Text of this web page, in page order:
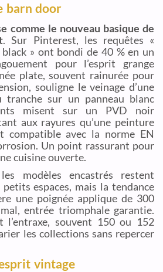
barn door
comme le nouveau basique de
. Sur Pinterest, les requêtes «
» ont bondi de 40 % en un
pour l’esprit grange
plate, souvent rainurée pour
souligne le veinage d’une
sur un panneau blanc
misent sur un PVD noir
aux rayures qu’une peinture
compatible avec la norme EN
Un point rassurant pour
cuisine ouverte.
modèles encastrés restent
espaces, mais la tendance
une poignée applique de 300
entrée triomphale garantie.
l’entraxe, souvent 150 ou 152
les collections sans repercer
vintage